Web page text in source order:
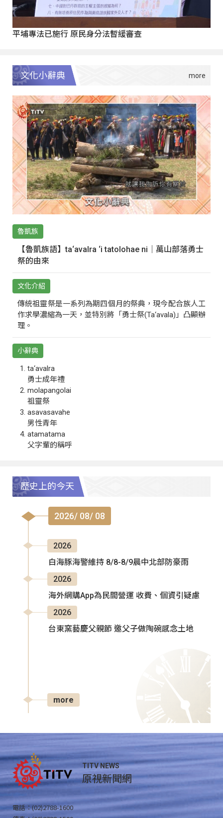
平埔專法已施行 原民身分法暫緩審查
文化小辭典
魯凱族
【魯凱族語】ta‘avalra ‘i tatolohae ni｜萬山部落勇士
祭的由來
文化介紹
傳統祖靈祭是一系列為期四個月的祭典，現今配合族人工
作求學濃縮為一天，並特別將「勇士祭(Ta‘avala)」凸顯辦
理。
小辭典
ta‘avalra
勇士成年禮
molapangolai
祖靈祭
asavasavahe
男性青年
atamatama
父字輩的稱呼
歷史上的今天
2026/ 08/ 08
2026
白海豚海警維持 8/8-8/9晨中北部防豪雨
2026
海外網購App為民間營運 收費、個資引疑慮
2026
台東窯藝慶父親節 邀父子做陶碗感念土地
more
TITV NEWS
原視新聞網
電話：(02)2788-1600